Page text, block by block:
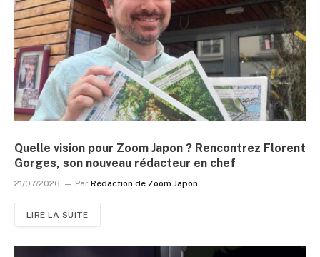
Quelle vision pour Zoom Japon ? Rencontrez Florent
Gorges, son nouveau rédacteur en chef
21/07/2026 Par Rédaction de Zoom Japon
LIRE LA SUITE